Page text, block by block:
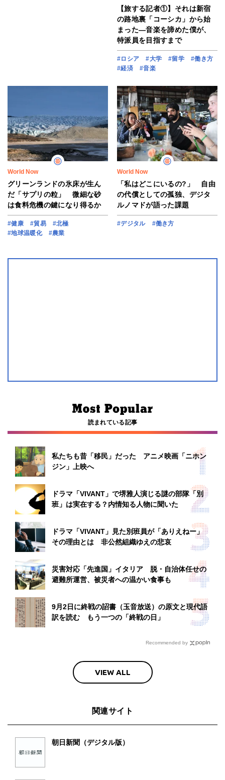
【旅する記者①】それは新宿
の路地裏「コーシカ」から始
まった―音楽を諦めた僕が、
特派員を目指すまで
#ロシア #大学 #留学
#働き方
#経済
#音楽
World Now
グリーンランドの氷床が生ん
だ「サプリの粒」 微細な砂
は食料危機の鍵になり得るか
#健康 #貿易
#北極
#地球温暖化
#農業
World Now
「私はどこにいるの?」 自由
の代償としての孤独、デジタ
ルノマドが語った課題
#デジタル #働き方
読まれている記事
私たちも昔「移民」だった アニメ映画「ニホン
ジン」上映へ
ドラマ「VIVANT」で堺雅人演じる謎の部隊「別
班」は実在する？内情知る人物に聞いた
ドラマ「VIVANT」見た別班員が「ありえねー」
その理由とは 非公然組織ゆえの悲哀
災害対応「先進国」イタリア 脱・自治体任せの
避難所運営、被災者への温かい食事も
9月2日に終戦の詔書（玉音放送）の原文と現代語
訳を読む もう一つの「終戦の日」
Recommended by
VIEW ALL
関連サイト
朝日新聞（デジタル版）